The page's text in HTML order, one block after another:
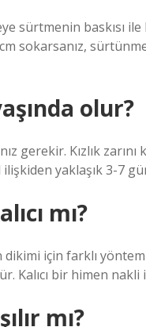
sürtmenin baskısı
sokarsanız,
olur?
gerekir. Kızlık
yaklaşık 3-7
mı?
için farklı
bir himen nakli
mı?